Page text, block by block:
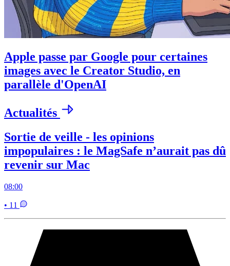
Apple passe par Google pour certaines
images avec le Creator Studio, en
parallèle d'OpenAI
Actualités
Sortie de veille - les opinions
impopulaires : le MagSafe n’aurait pas dû
revenir sur Mac
08:00
• 11